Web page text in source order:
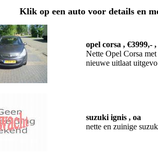
Klik op een auto voor details en
opel corsa , €3999,-
Nette Opel Corsa
nieuwe uitlaat
suzuki ignis , oa
nette en zuinige